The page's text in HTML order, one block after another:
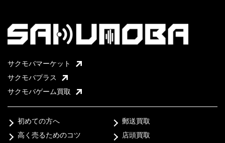
サクモバマーケット
サクモバプラス
サクモバゲーム買取
初めての方へ
高く売るためのコツ
郵送買取
店頭買取